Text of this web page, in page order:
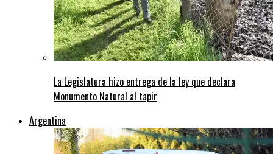
La Legislatura hizo entrega de la ley que declara
Monumento Natural al tapir
Argentina